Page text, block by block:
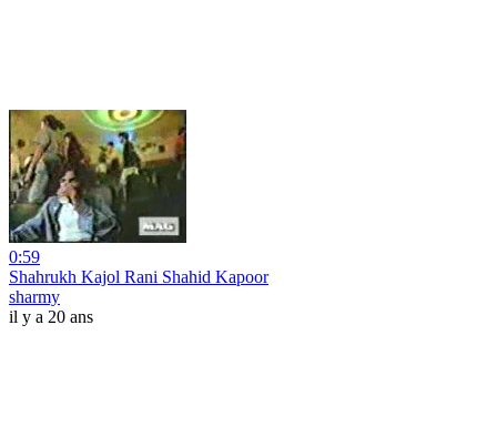
0:59
Shahrukh Kajol Rani Shahid Kapoor
sharmy
il y a 20 ans